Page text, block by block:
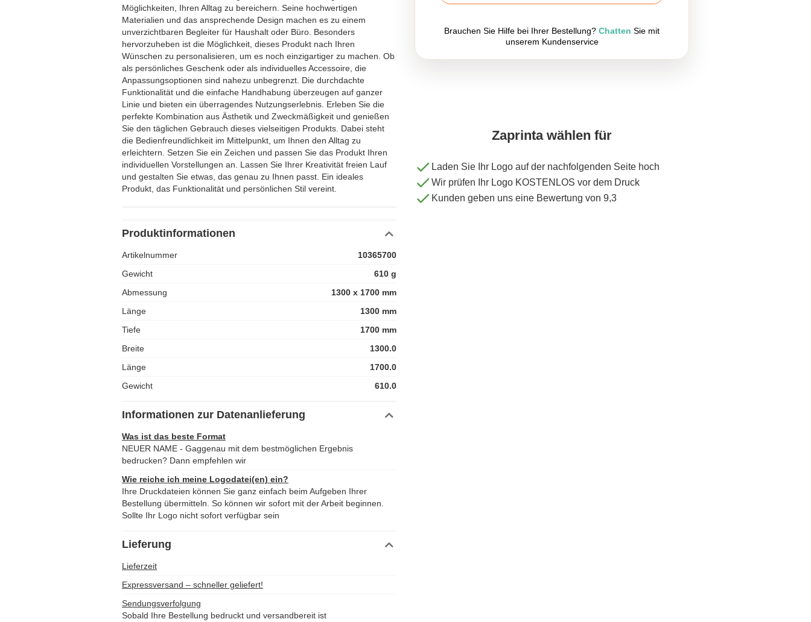
Möglichkeiten, Ihren Alltag zu bereichern. Seine hochwertigen
Materialien und das ansprechende Design machen es zu einem
unverzichtbaren Begleiter für Haushalt oder Büro. Besonders
hervorzuheben ist die Möglichkeit, dieses Produkt nach Ihren
Wünschen zu personalisieren, um es noch einzigartiger zu machen. Ob
als persönliches Geschenk oder als individuelles Accessoire, die
Anpassungsoptionen sind nahezu unbegrenzt. Die durchdachte
Funktionalität und die einfache Handhabung überzeugen auf ganzer
Linie und bieten ein überragendes Nutzungserlebnis. Erleben Sie die
perfekte Kombination aus Ästhetik und Zweckmäßigkeit und genießen
Sie den täglichen Gebrauch dieses vielseitigen Produkts. Dabei steht
die Bedienfreundlichkeit im Mittelpunkt, um Ihnen den Alltag zu
erleichtern. Setzen Sie ein Zeichen und passen Sie das Produkt Ihren
individuellen Vorstellungen an. Lassen Sie Ihrer Kreativität freien Lauf
und gestalten Sie etwas, das genau zu Ihnen passt. Ein ideales
Produkt, das Funktionalität und persönlichen Stil vereint.
Produktinformationen
Artikelnummer
10365700
Gewicht
610 g
Abmessung
1300 x 1700 mm
Länge
1300 mm
Tiefe
1700 mm
Breite
1300.0
Länge
1700.0
Gewicht
610.0
Informationen zur Datenanlieferung
Was ist das beste Format
NEUER NAME - Gaggenau mit dem bestmöglichen Ergebnis
bedrucken? Dann empfehlen wir
Wie reiche ich meine Logodatei(en) ein?
Ihre Druckdateien können Sie ganz einfach beim Aufgeben Ihrer
Bestellung übermitteln. So können wir sofort mit der Arbeit beginnen.
Sollte Ihr Logo nicht sofort verfügbar sein
Lieferung
Lieferzeit
Expressversand – schneller geliefert!
Sendungsverfolgung
Sobald Ihre Bestellung bedruckt und versandbereit ist
Brauchen Sie Hilfe bei Ihrer Bestellung? Chatten Sie mit
unserem Kundenservice
Zaprinta wählen für
Laden Sie Ihr Logo auf der nachfolgenden Seite hoch
Wir prüfen Ihr Logo KOSTENLOS vor dem Druck
Kunden geben uns eine Bewertung von 9,3